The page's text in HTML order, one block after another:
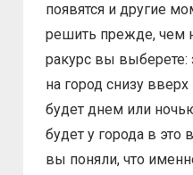
появятся и другие
решить прежде, чем
ракурс вы выберете:
на город снизу
будет днем или
будет у города в это
вы поняли, что